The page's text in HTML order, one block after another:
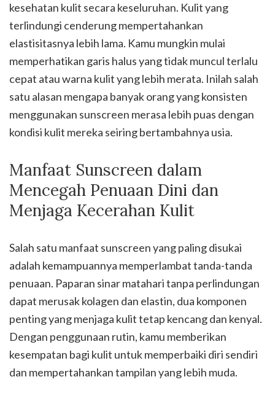
kesehatan kulit secara keseluruhan. Kulit yang
terlindungi cenderung mempertahankan
elastisitasnya lebih lama. Kamu mungkin mulai
memperhatikan garis halus yang tidak muncul terlalu
cepat atau warna kulit yang lebih merata. Inilah salah
satu alasan mengapa banyak orang yang konsisten
menggunakan sunscreen merasa lebih puas dengan
kondisi kulit mereka seiring bertambahnya usia.
Manfaat Sunscreen dalam
Mencegah Penuaan Dini dan
Menjaga Kecerahan Kulit
Salah satu manfaat sunscreen yang paling disukai
adalah kemampuannya memperlambat tanda-tanda
penuaan. Paparan sinar matahari tanpa perlindungan
dapat merusak kolagen dan elastin, dua komponen
penting yang menjaga kulit tetap kencang dan kenyal.
Dengan penggunaan rutin, kamu memberikan
kesempatan bagi kulit untuk memperbaiki diri sendiri
dan mempertahankan tampilan yang lebih muda.